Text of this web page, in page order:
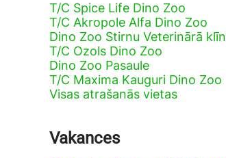
T/C Spice Life Dino Zoo
T/C Akropole Alfa Dino Zoo
Dino Zoo Stirnu Veterinārā
T/C Ozols Dino Zoo
Dino Zoo Pasaule
T/C Maxima Kauguri Dino Zoo
Visas atrašanās vietas
Vakances